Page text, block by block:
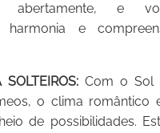
abertamente, e
harmonia e
Com o Sol
o clima romântico
de possibilidades.